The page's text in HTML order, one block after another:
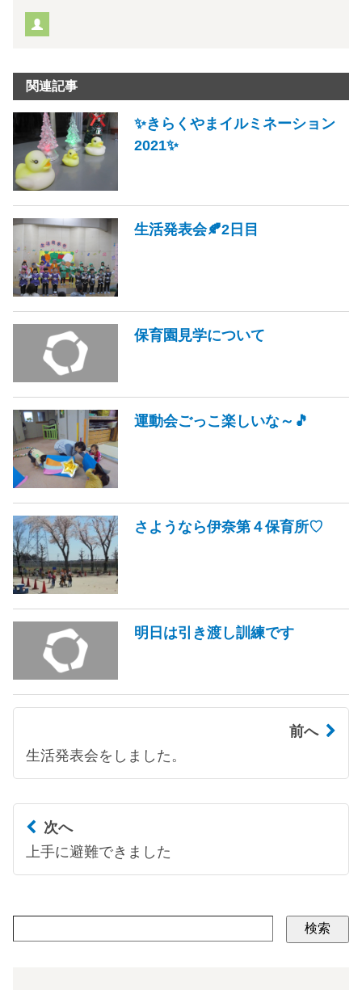
関連記事
✨きらくやまイルミネーション
2021✨
生活発表会🍂2日目
保育園見学について
運動会ごっこ楽しいな～🎵
さようなら伊奈第４保育所♡
明日は引き渡し訓練です
前へ
生活発表会をしました。
次へ
上手に避難できました
検索